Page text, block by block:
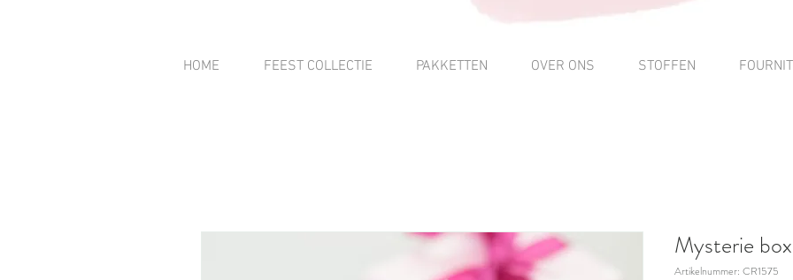
HOME FEEST COLLECTIE PAKKETTEN OVER ONS STOFFEN
Mysterie box
Artikelnummer: CR1575